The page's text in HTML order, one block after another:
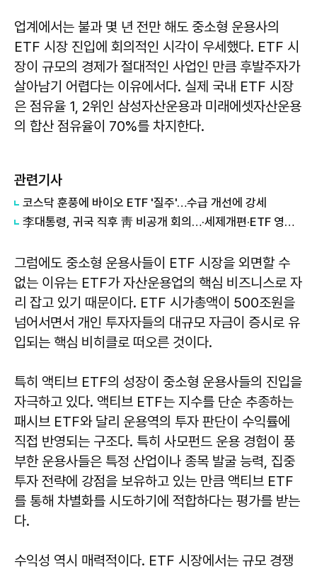
업계에서는 불과 몇 년 전만 해도 중소형 운용사의
ETF 시장 진입에 회의적인 시각이 우세했다. ETF 시
장이 규모의 경제가 절대적인 사업인 만큼 후발주자가
살아남기 어렵다는 이유에서다. 실제 국내 ETF 시장
은 점유율 1, 2위인 삼성자산운용과 미래에셋자산운용
의 합산 점유율이 70%를 차지한다.
관련기사
코스닥 훈풍에 바이오 ETF '질주'…수급 개선에 강세
李대통령, 귀국 직후 靑 비공개 회의…·세제개편·ETF 영향 보고 받았을 듯
그럼에도 중소형 운용사들이 ETF 시장을 외면할 수
없는 이유는 ETF가 자산운용업의 핵심 비즈니스로 자
리 잡고 있기 때문이다. ETF 시가총액이 500조원을
넘어서면서 개인 투자자들의 대규모 자금이 증시로 유
입되는 핵심 비히클로 떠오른 것이다.
특히 액티브 ETF의 성장이 중소형 운용사들의 진입을
자극하고 있다. 액티브 ETF는 지수를 단순 추종하는
패시브 ETF와 달리 운용역의 투자 판단이 수익률에
직접 반영되는 구조다. 특히 사모펀드 운용 경험이 풍
부한 운용사들은 특정 산업이나 종목 발굴 능력, 집중
투자 전략에 강점을 보유하고 있는 만큼 액티브 ETF
를 통해 차별화를 시도하기에 적합하다는 평가를 받는
다.
수익성 역시 매력적이다. ETF 시장에서는 규모 경쟁